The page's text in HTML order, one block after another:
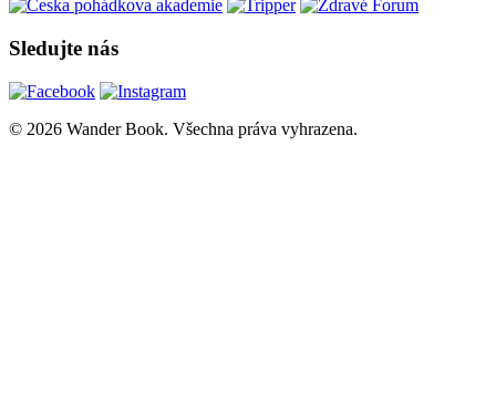
Sledujte nás
© 2026 Wander Book. Všechna práva vyhrazena.